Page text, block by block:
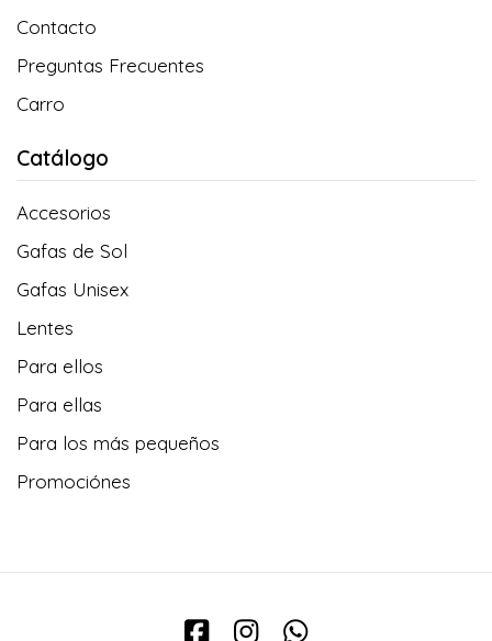
Contacto
Preguntas Frecuentes
Carro
Catálogo
Accesorios
Gafas de Sol
Gafas Unisex
Lentes
Para ellos
Para ellas
Para los más pequeños
Promociónes